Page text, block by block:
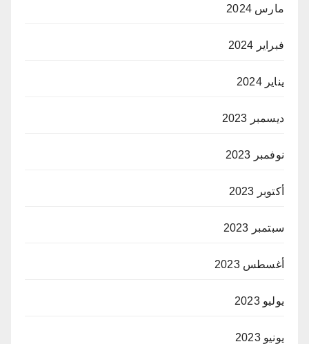
مارس 2024
فبراير 2024
يناير 2024
ديسمبر 2023
نوفمبر 2023
أكتوبر 2023
سبتمبر 2023
أغسطس 2023
يوليو 2023
يونيو 2023